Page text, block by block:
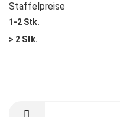
Staffelpreise
1-2 Stk.
> 2 Stk.